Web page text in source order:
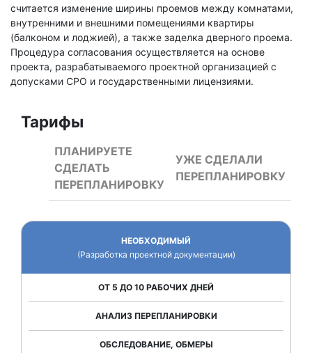
считается изменение ширины проемов между комнатами,
внутренними и внешними помещениями квартиры
(балконом и лоджией), а также заделка дверного проема.
Процедура согласования осуществляется на основе
проекта, разрабатываемого проектной организацией с
допусками СРО и государственными лицензиями.
Тарифы
ПЛАНИРУЕТЕ
СДЕЛАТЬ
ПЕРЕПЛАНИРОВКУ
УЖЕ СДЕЛАЛИ
ПЕРЕПЛАНИРОВКУ
НЕОБХОДИМЫЙ
(Разработка проектной документации)
ОТ 5 ДО 10 РАБОЧИХ ДНЕЙ
АНАЛИЗ ПЕРЕПЛАНИРОВКИ
ОБСЛЕДОВАНИЕ, ОБМЕРЫ